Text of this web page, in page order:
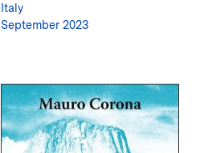
Italy
September 2023